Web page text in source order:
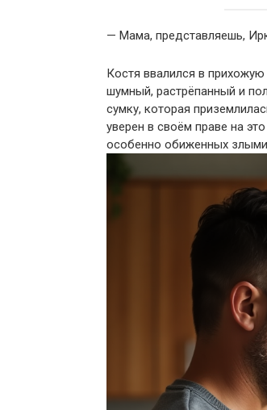
— Мама, представляешь,
Костя ввалился в
шумный, растрёпанный и
сумку, которая
уверен в своём праве на
особенно обиженных